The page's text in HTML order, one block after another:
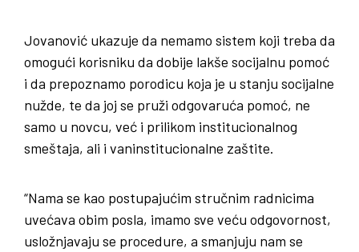
Jovanović ukazuje da nemamo sistem koji treba da
omogući korisniku da dobije lakše socijalnu pomoć
i da prepoznamo porodicu koja je u stanju socijalne
nužde, te da joj se pruži odgovaruća pomoć, ne
samo u novcu, već i prilikom institucionalnog
smeštaja, ali i vaninstitucionalne zaštite.
“Nama se kao postupajućim stručnim radnicima
uvećava obim posla, imamo sve veću odgovornost,
usložnjavaju se procedure, a smanjuju nam se